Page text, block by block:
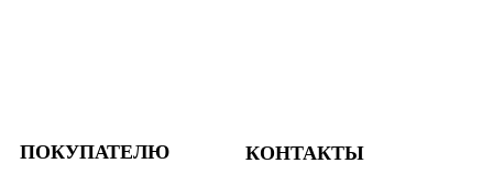
ПОКУПАТЕЛЮ КОНТАКТЫ